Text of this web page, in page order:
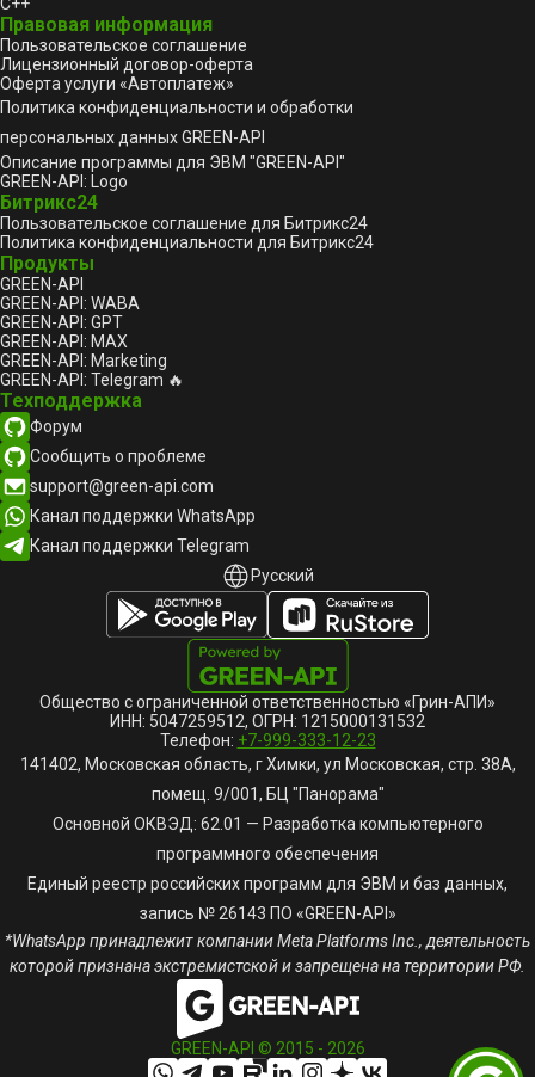
Правовая информация
Пользовательское соглашение
Лицензионный договор-оферта
Оферта услуги «Автоплатеж»
Политика конфиденциальности и обработки
персональных данных GREEN-API
Описание программы для ЭВМ "GREEN-API"
GREEN-API: Logo
Битрикс24
Пользовательское соглашение для Битрикс24
Политика конфиденциальности для Битрикс24
Продукты
GREEN-API
GREEN-API: WABA
GREEN-API: GPT
GREEN-API: MAX
GREEN-API: Marketing
GREEN-API: Telegram 🔥
Техподдержка
Форум
Сообщить о проблеме
support@green-api.com
Канал поддержки WhatsApp
Канал поддержки Telegram
Русский
Русский
English
Общество с ограниченной ответственностью «Грин-АПИ»
ИНН: 5047259512, ОГРН: 1215000131532
Телефон: +7-999-333-12-23
141402, Московская область, г Химки, ул Московская, стр. 38А,
помещ. 9/001, БЦ "Панорама"
Основной ОКВЭД: 62.01 — Разработка компьютерного
программного обеспечения
Единый реестр российских программ для ЭВМ и баз данных,
запись № 26143 ПО «GREEN-API»
*WhatsApp принадлежит компании Meta Platforms Inc., деятельность
которой признана экстремистской и запрещена на территории РФ.
GREEN-API © 2015 - 2026